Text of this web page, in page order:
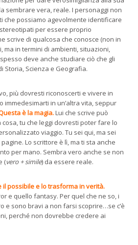
sembrare vera, reale. I personaggi non
che possiamo agevolmente identificare
per essere proprio
scrive di qualcosa che conosce (non in
ma in termini di ambienti, situazioni,
deve anche studiare ciò che gli
Storia, Scienza e Geografia.
più dovresti riconoscerti e vivere in
immedesimarti in un’altra vita, seppur
è la magia.Lui che scrive può
tu che leggi dovresti poter fare lo
viaggio. Tu sei qui, ma sei
Lo scrittore è lì, ma ti sta anche
per mano. Sembra vero anche se non
(vero + simile) da essere reale.
il possibile e lo trasforma in verità.
e quello fantasy. Per quel che ne so, i
e sono bravi a non farsi scoprire…se c’è
perché non dovrebbe credere ai